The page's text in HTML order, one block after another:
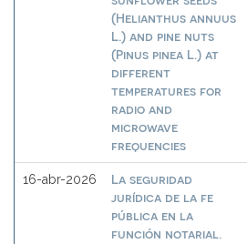
(Helianthus annuus
L.) and pine nuts
(Pinus pinea L.) at
different
temperatures for
radio and
microwave
frequencies
16-abr-2026
La seguridad
jurídica de la fe
pública en la
función notarial.